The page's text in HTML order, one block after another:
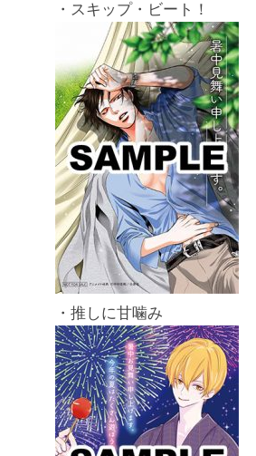
・スキップ・ビート！
・推しに甘噛み